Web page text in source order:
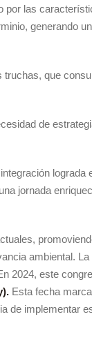
por las
generando
que
de
lograda
jornada
ambiental.
2024, este
Esta fecha
de implementar